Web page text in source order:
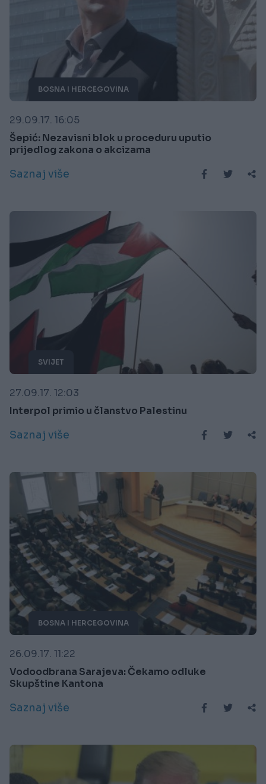
BOSNA I HERCEGOVINA
29.09.17. 16:05
Šepić: Nezavisni blok u proceduru uputio
prijedlog zakona o akcizama
Saznaj više
SVIJET
27.09.17. 12:03
Interpol primio u članstvo Palestinu
Saznaj više
BOSNA I HERCEGOVINA
26.09.17. 11:22
Vodoodbrana Sarajeva: Čekamo odluke
Skupštine Kantona
Saznaj više